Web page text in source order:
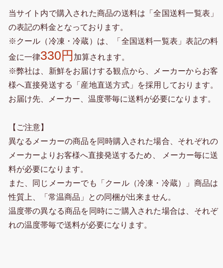
当サイト内で購入された商品の送料は「全国送料一覧表」
の表記の料金となっております。
※クール（冷凍・冷蔵）は、「全国送料一覧表」表記の料
金に一律330円 加算されます。
※弊社は、新鮮をお届けする観点から、メーカーからお客
様へ直接発送する「産地直送方式」を採用しております。
お届け先、メーカー、温度帯毎に送料が必要になります。
【ご注意】
異なるメーカーの商品を同時購入された場合、それぞれの
メーカーよりお客様へ直接発送するため、 メーカー毎に送
料が必要になります。
また、同じメーカーでも「クール（冷凍・冷蔵）」商品は
性質上、「常温商品」との同梱が出来ません。
温度帯の異なる商品を同時にご購入された場合は、それぞ
れの温度帯毎で送料が必要になります。